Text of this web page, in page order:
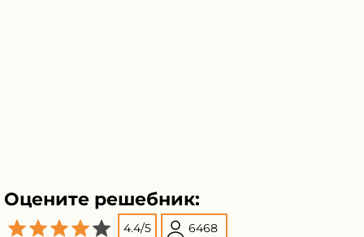
Оцените решебник:
4.4/5 6468